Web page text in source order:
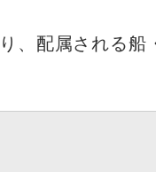
、配属される船